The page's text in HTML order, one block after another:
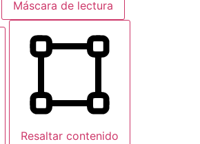
Máscara de lectura
Resaltar contenido